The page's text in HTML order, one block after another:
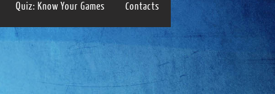
Quiz: Know Your Games Contacts